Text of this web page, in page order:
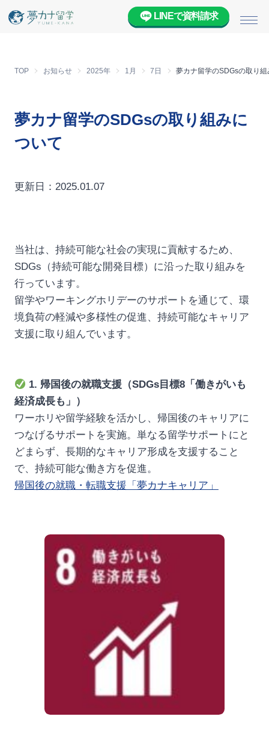
メ
LINEで資料請求
TOP お知らせ 2025年 1月 7日 夢カナ留学のSDGsの取り
夢カナ留学のSDGsの取り組みに
ついて
更新日：2025.01.07
当社は、持続可能な社会の実現に貢献するため、
SDGs（持続可能な開発目標）に沿った取り組みを
行っています。
留学やワーキングホリデーのサポートを通じて、環
境負荷の軽減や多様性の促進、持続可能なキャリア
支援に取り組んでいます。
1. 帰国後の就職支援（SDGs目標8「働きがいも
経済成長も」）
ワーホリや留学経験を活かし、帰国後のキャリアに
つなげるサポートを実施。単なる留学サポートにと
どまらず、長期的なキャリア形成を支援すること
で、持続可能な働き方を促進。
帰国後の就職・転職支援「夢カナキャリア」